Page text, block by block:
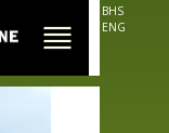
BHS
ENG